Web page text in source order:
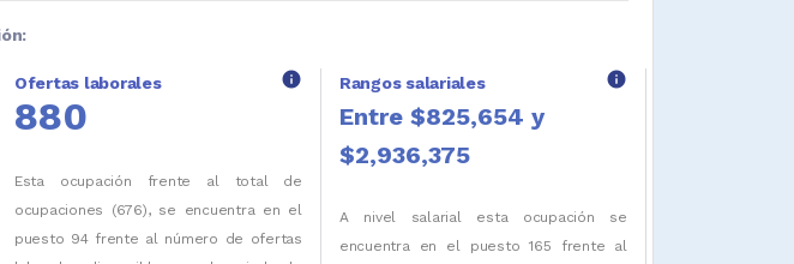
Ofertas laborales info
880
Esta ocupación frente al total de
ocupaciones (676), se encuentra en el
puesto 94 frente al número de ofertas
Rangos salariales info
Entre $825,654 y
$2,936,375
A nivel salarial esta ocupación se
encuentra en el puesto 165 frente al